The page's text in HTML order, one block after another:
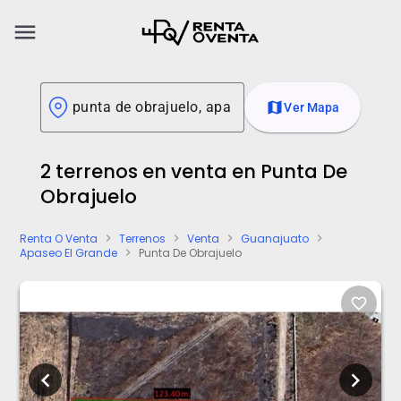
menu
mapVer Mapa
2 terrenos en venta en Punta De
Obrajuelo
Renta O Venta chevron_right Terrenos chevron_right Venta chevron_right Guanajuato chevron_right
Apaseo El Grande chevron_right Punta De Obrajuelo
favorite_border
chevron_left chevron_right